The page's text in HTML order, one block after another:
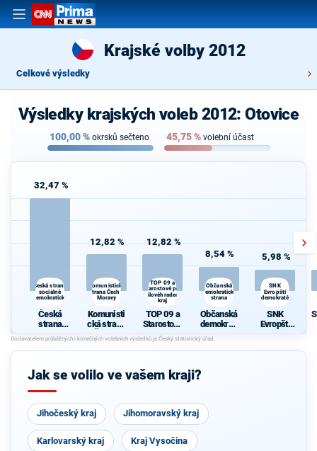
Krajské volby 2012
Celkové výsledky
Výsledky krajských voleb 2012: Otovice
100,00% okrsků sečteno 45,75% volební účast
32,47 %
Česká strana
sociálně
demokratická
Česká
strana
sociálně
demokrati
cká
12,82 %
Komunistická
strana Čech a
Moravy
Komunisti
cká strana
Čech a
Moravy
12,82 %
TOP 09 a
Starostové pro
Královéhradecký
kraj
TOP 09 a
Starostové
pro
Královéhra
decký kraj
8,54 %
Občanská
demokratická
strana
Občanská
demokrati
cká strana
5,98 %
SNK
Evropští
demokraté
SNK
Evropští
demokraté
Jak se volilo ve vašem kraji?
Jihočeský kraj Jihomoravský kraj
Karlovarský kraj Kraj Vysočina